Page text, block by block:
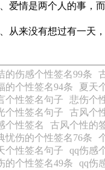
爱情是两个人的事，
从来没有想过有一天
的伤感个性签名99条
的个性签名94条
夏天
个性签名句子
悲伤个
个性签名句子
古风个
个性签名
古风个性的
忧伤的个性签名76条
个性签名句子
qq伤感
的个性签名49条
qq伤